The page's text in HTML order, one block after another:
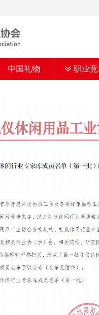
中国礼物 ꅂ 职业